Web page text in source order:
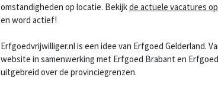
omstandigheden op locatie. Bekijkde actuele vacatures
en word actief!
Erfgoedvrijwilliger.nl is een idee van Erfgoed Gelderland.
website in samenwerking met Erfgoed Brabant en
uitgebreid over de provinciegrenzen.